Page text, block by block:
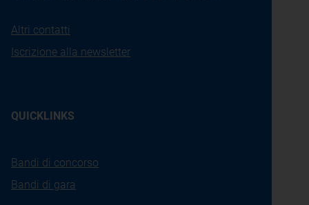
Altri contatti
Iscrizione alla newsletter
QUICKLINKS
Bandi di concorso
Bandi di gara